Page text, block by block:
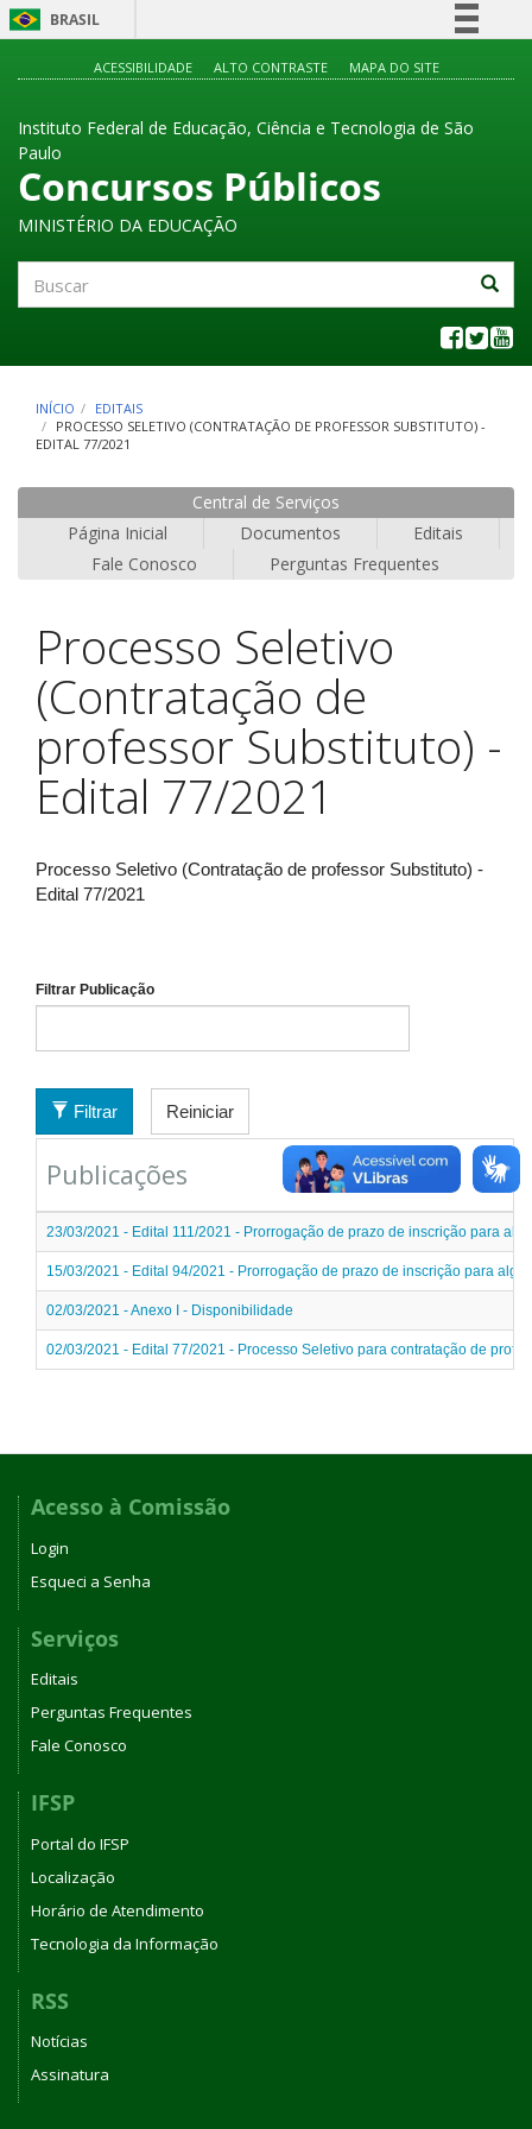
BRASIL
Participe
Legislação
ACESSIBILIDADE ALTO CONTRASTE MAPA DO SITE
Instituto Federal de Educação, Ciência e Tecnologia de São
Paulo
Concursos Públicos
MINISTÉRIO DA EDUCAÇÃO
INÍCIO
EDITAIS
PROCESSO SELETIVO (CONTRATAÇÃO DE PROFESSOR SUBSTITUTO) -
EDITAL 77/2021
Central de Serviços
Página Inicial
Documentos
Editais
Fale Conosco
Perguntas Frequentes
Processo Seletivo
(Contratação de
professor Substituto) -
Edital 77/2021
Processo Seletivo (Contratação de professor Substituto) -
Edital 77/2021
Filtrar Publicação
Filtrar Reiniciar
Publicações
23/03/2021 - Edital 111/2021 - Prorrogação de prazo de inscrição para
15/03/2021 - Edital 94/2021 - Prorrogação de prazo de inscrição para
02/03/2021 - Anexo I - Disponibilidade
02/03/2021 - Edital 77/2021 - Processo Seletivo para contratação de
Acesso à Comissão
Login
Esqueci a Senha
Serviços
Editais
Perguntas Frequentes
Fale Conosco
IFSP
Portal do IFSP
Localização
Horário de Atendimento
Tecnologia da Informação
RSS
Notícias
Assinatura